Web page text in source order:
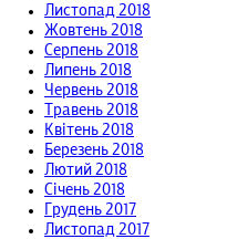
Листопад 2018
Жовтень 2018
Серпень 2018
Липень 2018
Червень 2018
Травень 2018
Квітень 2018
Березень 2018
Лютий 2018
Січень 2018
Грудень 2017
Листопад 2017